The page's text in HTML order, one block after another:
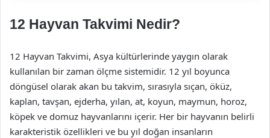
12 Hayvan Takvimi Nedir?
12 Hayvan Takvimi, Asya kültürlerinde yaygın olarak
kullanılan bir zaman ölçme sistemidir. 12 yıl boyunca
döngüsel olarak akan bu takvim, sırasıyla sıçan, öküz,
kaplan, tavşan, ejderha, yılan, at, koyun, maymun, horoz,
köpek ve domuz hayvanlarını içerir. Her bir hayvanın belirli
karakteristik özellikleri ve bu yıl doğan insanların